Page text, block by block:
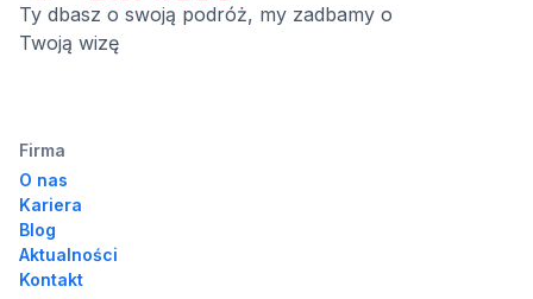
Ty dbasz o swoją podróż, my zadbamy o
Twoją wizę
Firma
O nas
Kariera
Blog
Aktualności
Kontakt